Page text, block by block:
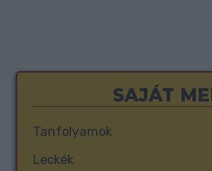
SAJÁT
Tanfolyamok
Leckék